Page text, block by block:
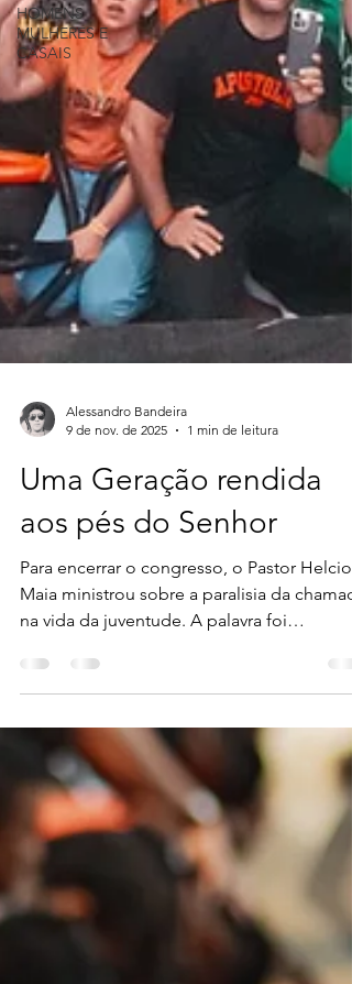
HOMENS
MULHERES E
CASAIS
9 de nov. de 2025
1 min de leitura
Uma Geração rendida
aos pés do Senhor
Para encerrar o congresso, o Pastor Helcio
na vida da juventude. A palavra foi
embasada na encenação teatral da história
João 5. Ele destacou que a Igreja precisa
despertar para ver os milagres de cura e
milagres nos tempos atuais. "Tem uma
geração aqui que tem tudo para avançar,
mas dependendo das atitudes tem tudo
para ficar como tá. Ele disse que a geração
apostólica precisa despertar